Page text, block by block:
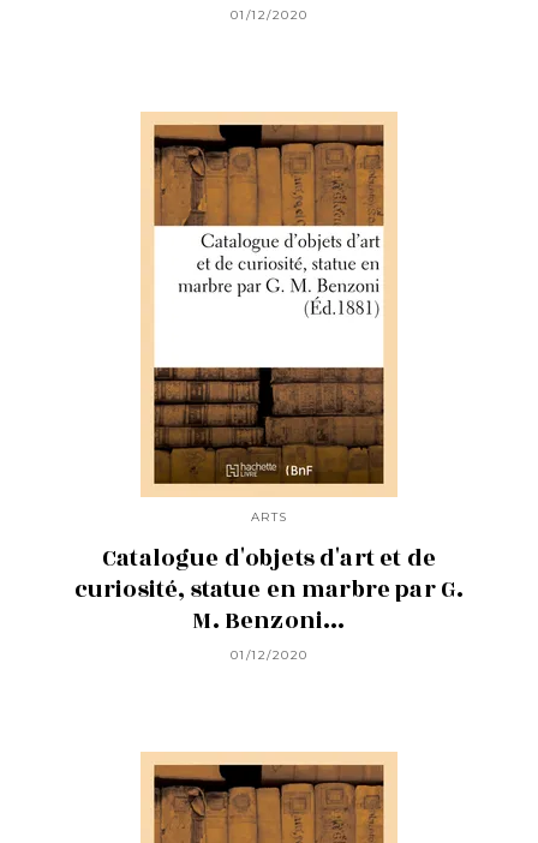
01/12/2020
ARTS
Catalogue d'objets d'art et de
curiosité, statue en marbre par G.
M. Benzoni...
01/12/2020